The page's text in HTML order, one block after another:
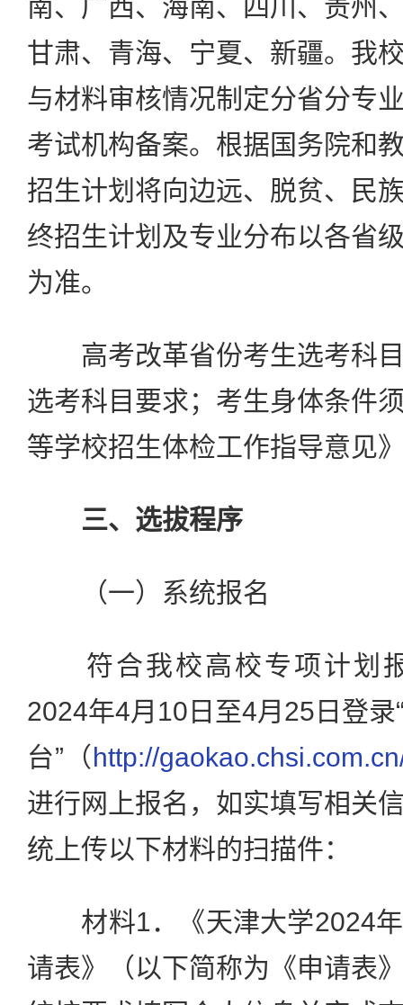
南、广西、海南、四川、贵州
甘肃、青海、宁夏、新疆。我
与材料审核情况制定分省分专
考试机构备案。根据国务院和
招生计划将向边远、脱贫、民
终招生计划及专业分布以各省
为准。
高考改革省份考生选考科目
选考科目要求；考生身体条件
等学校招生体检工作指导意见
三、选拔程序
（一）系统报名
符合我校高校专项计划
2024年4月10日至4月25日登录
台”（http://
进行网上报名，如实填写相关
统上传以下材料的扫描件：
材料1．《天津大学2024年
请表》（以下简称为《申请表